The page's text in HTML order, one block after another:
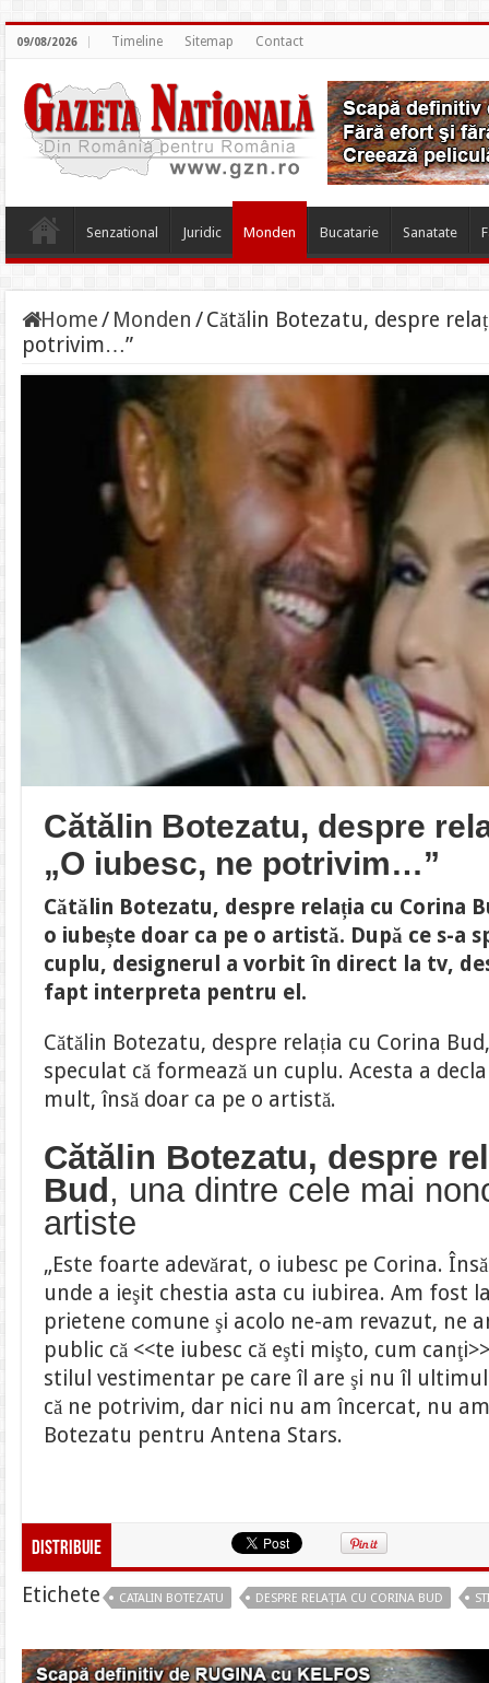
09/08/2026 Timeline Sitemap Contact
Senzational Juridic Monden Bucatarie Sanatate
Home/ Monden /Cătălin Botezatu, despre
potrivim…”
Cătălin Botezatu, despre
„O iubesc, ne potrivim…”
Cătălin Botezatu, despre relația cu Corina
o iubește doar ca pe o artistă. După ce s-a
cuplu, designerul a vorbit în direct la tv,
fapt interpreta pentru el.
Cătălin Botezatu, despre relația cu Corina
speculat că formează un cuplu. Acesta a
mult, însă doar ca pe o artistă.
Cătălin Botezatu, despre
Bud , una dintre cele mai
artiste
„Este foarte adevărat, o iubesc pe Corina.
unde a ieşit chestia asta cu iubirea. Am fost
prietene comune şi acolo ne-am revazut, ne
public că <<te iubesc că eşti mişto, cum
stilul vestimentar pe care îl are şi nu îl
că ne potrivim, dar nici nu am încercat, nu
Botezatu pentru Antena Stars.
Distribuie
Etichete CATALIN BOTEZATU DESPRE RELAȚIA CU CORINA BUD